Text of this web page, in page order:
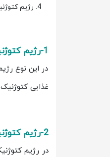
رژیم
1-رژیم کتوژنیک استاندارد یا SKD
در این نوع
غذایی کتوژنیک استاندارد معمولا
2-رژیم کتوژنیک دوره ای یا CKD
در رژیم